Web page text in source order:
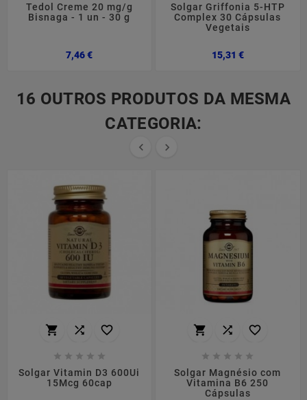
Tedol Creme 20 mg/g
Bisnaga - 1 un - 30 g
7,46 €Preço
Solgar Griffonia 5-HTP
Complex 30 Cápsulas
Vegetais
15,31 €Preço
16 OUTROS PRODUTOS DA MESMA
CATEGORIA:
 
  
    
Solgar Vitamin D3 600Ui
15Mcg 60cap
  
    
Solgar Magnésio com
Vitamina B6 250
Cápsulas